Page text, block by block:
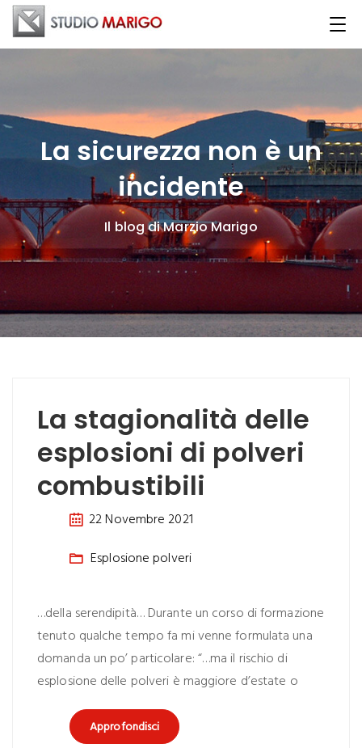
La sicurezza non è un
incidente
Il blog di Marzio Marigo
La stagionalità delle
esplosioni di polveri
combustibili
22 Novembre 2021
Esplosione polveri
…della serendipità… Durante un corso di formazione
tenuto qualche tempo fa mi venne formulata una
domanda un po’ particolare: “…ma il rischio di
esplosione delle polveri è maggiore d’estate o
Approfondisci